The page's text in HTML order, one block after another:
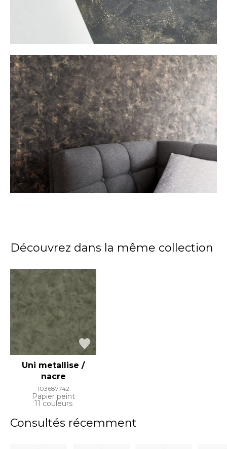
Découvrez dans la même collection
Uni metallise /
nacre
103687742
Papier peint
11 couleurs
Consultés récemment